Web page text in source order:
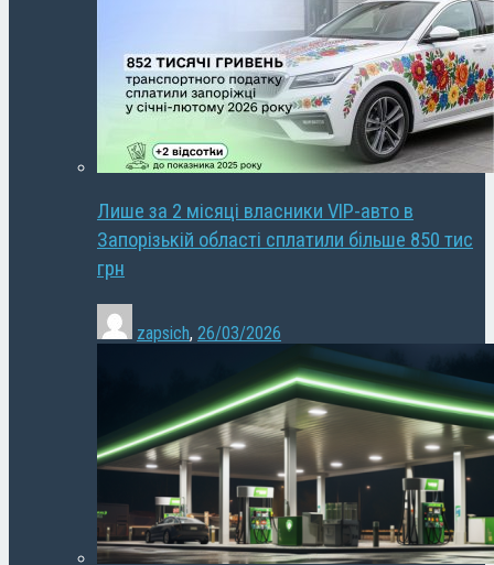
Лише за 2 місяці власники VIP-авто в
Запорізькій області сплатили більше 850 тис
грн
zapsich, 26/03/2026